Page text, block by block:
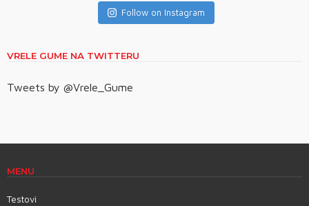
Follow on Instagram
VRELE GUME NA TWITTERU
Tweets by @Vrele_Gume
MENU
Testovi